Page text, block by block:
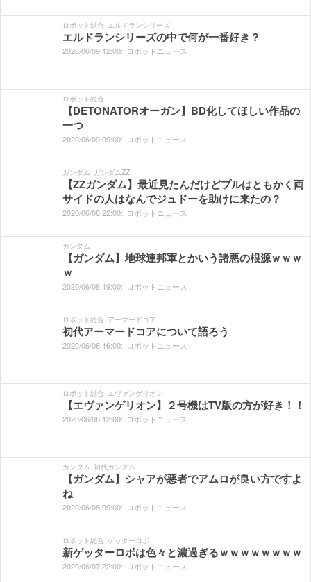
ロボット総合 エルドランシリーズ
エルドランシリーズの中で何が一番好き？
2020/06/09 12:00: ロボットニュース
ロボット総合
【DETONATORオーガン】BD化してほしい作品の
一つ
2020/06/0909:00: ロボットニュース
ガンダム ガンダムZZ
【ZZガンダム】最近見たんだけどプルはともかく両
サイドの人はなんでジュドーを助けに来たの？
2020/06/0822:00: ロボットニュース
ガンダム
【ガンダム】地球連邦軍とかいう諸悪の根源ｗｗｗ
ｗ
2020/06/08 19:00: ロボットニュース
ロボット総合 アーマードコア
初代アーマードコアについて語ろう
2020/06/08 16:00: ロボットニュース
ロボット総合 エヴァンゲリオン
【エヴァンゲリオン】２号機はTV版の方が好き！！
2020/06/08 12:00: ロボットニュース
ガンダム 初代ガンダム
【ガンダム】シャアが悪者でアムロが良い方ですよ
ね
2020/06/0809:00: ロボットニュース
ロボット総合 ゲッターロボ
新ゲッターロボは色々と濃過ぎるｗｗｗｗｗｗｗｗ
2020/06/0722:00: ロボットニュース